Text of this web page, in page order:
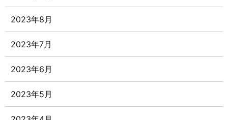
2023年8月
2023年7月
2023年6月
2023年5月